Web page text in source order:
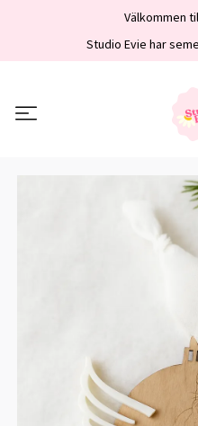
Välkommen
Studio Evie har